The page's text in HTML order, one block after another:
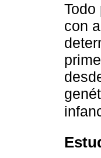
con